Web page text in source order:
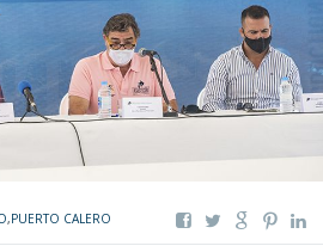
,PUERTO CALERO